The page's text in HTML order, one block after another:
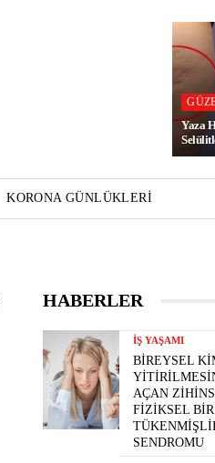
Yaza
KORONA GÜNLÜKLERI
HABERLER
İŞ YAŞAMI
BIREYSEL
AÇAN
FIZIKSEL BIR
SENDROMU